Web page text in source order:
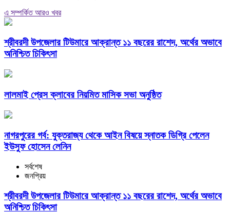
এ সম্পর্কিত আরও খবর
শ্রীবরদী উপজেলার টিউমারে আক্রান্ত ১১ বছরের রাশেদ, অর্থের অভাবে
অনিশ্চিত চিকিৎসা
লালমাই প্রেস ক্লাবের নিয়মিত মাসিক সভা অনুষ্ঠিত
নাগরপুরের গর্ব: যুক্তরাজ্য থেকে আইন বিষয়ে স্নাতক ডিগ্রি পেলেন
ইউসুফ হোসেন লেনিন
সর্বশেষ
জনপ্রিয়
শ্রীবরদী উপজেলার টিউমারে আক্রান্ত ১১ বছরের রাশেদ, অর্থের অভাবে
অনিশ্চিত চিকিৎসা